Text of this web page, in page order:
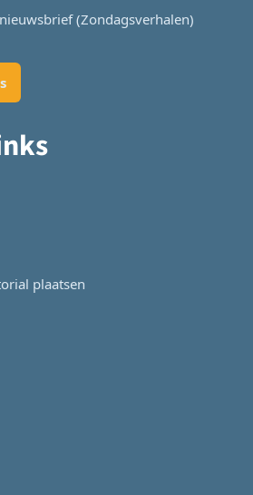
(Zondagsverhalen)
plaatsen